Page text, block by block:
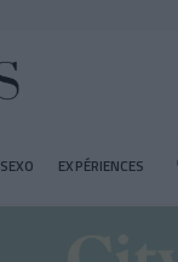
SEXO EXPÉRIENCES